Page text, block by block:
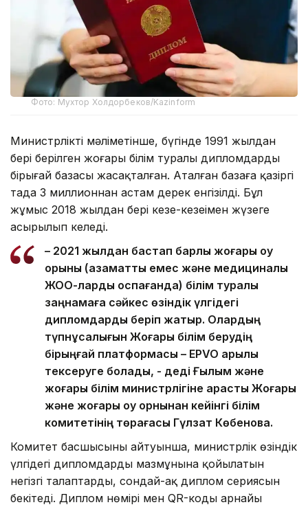
Фото: Мухтор Холдорбеков/Kazinform
Министрліктің мәліметінше, бүгінде 1991 жылдан
бері берілген жоғары білім туралы дипломдардың
бірыңғай базасы жасақталған. Аталған базаға қазіргі
таңда 3 миллионнан астам дерек енгізілді. Бұл
жұмыс 2018 жылдан бері кезең-кезеңімен жүзеге
асырылып келеді.
– 2021 жылдан бастап барлық жоғары оқу
орыны (азаматтық емес және медициналық
ЖОО-ларды қоспағанда) білім туралы
заңнамаға сәйкес өзіндік үлгідегі
дипломдарды беріп жатыр. Олардың
түпнұсқалығын Жоғары білім берудің
бірыңғай платформасы – EPVO арқылы
тексеруге болады, - деді Ғылым және
жоғары білім министрлігіне қарасты Жоғары
және жоғары оқу орнынан кейінгі білім
комитетінің төрағасы Гүлзат Көбенова.
Комитет басшысының айтуынша, министрлік өзіндік
үлгідегі дипломдардың мазмұнына қойылатын
негізгі талаптарды, сондай-ақ диплом сериясын
бекітеді. Диплом нөмірі мен QR-коды арнайы